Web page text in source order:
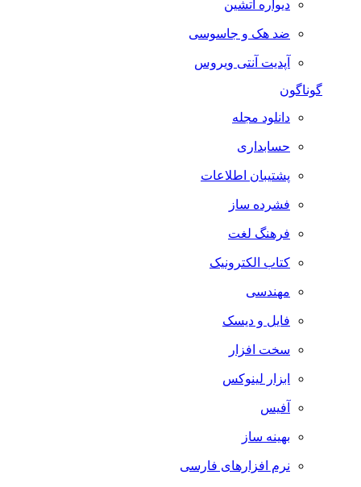
دیواره آتشین
ضد هک و جاسوسی
آپدیت آنتی ویروس
گوناگون
دانلود مجله
حسابداری
پشتیبان اطلاعات
فشرده ساز
فرهنگ لغت
کتاب الکترونیک
مهندسی
فایل و دیسک
سخت افزار
ابزار لینوکس
آفیس
بهینه ساز
نرم افزارهای فارسی